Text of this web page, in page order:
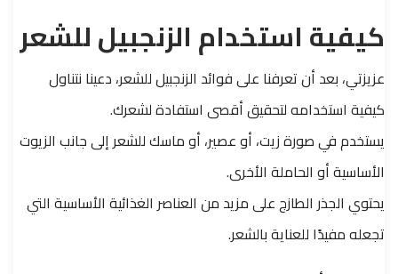
كيفية استخدام الزنجبيل للشعر
عزيزتي، بعد أن تعرفنا على فوائد الزنجبيل للشعر، دعينا نتناول
كيفية استخدامه لتحقيق أقصى استفادة لشعرك.
يستخدم في صورة زيت، أو عصير، أو ماسك للشعر إلى جانب الزيوت
الأساسية أو الحاملة الأخرى.
يحتوي الجذر الطازج على مزيد من العناصر الغذائية الأساسية التي
تجعله مفيدًا للعناية بالشعر.